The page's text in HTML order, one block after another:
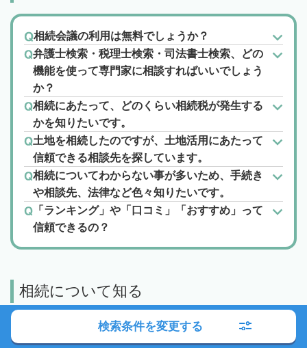
相続会議の利用は無料でしょうか？
弁護士検索・税理士検索・司法書士検索、どの
機能を使って専門家に相談すればいいでしょう
か？
相続にあたって、どのくらい相続税が発生する
かを知りたいです。
土地を相続したのですが、土地活用にあたって
信頼できる相談先を探しています。
相続についてわからない事が多いため、手続き
や相談先、法律など色々知りたいです。
「ランキング」や「口コミ」「おすすめ」って
信頼できるの？
相続について知る
検索条件を変更する